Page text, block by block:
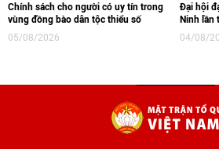
Chính sách cho người có uy tín trong
vùng đồng bào dân tộc thiểu số
05/08/2026
Đại hội
Ninh lần
04/08/